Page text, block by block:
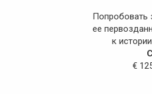
Попробовать
ее
к
€